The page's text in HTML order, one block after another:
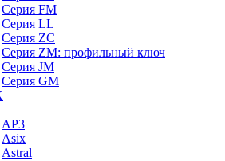
Серия FM
Серия LL
Серия ZC
Серия ZM: профильный ключ
Серия JM
Серия GM
AP3
Asix
Astral